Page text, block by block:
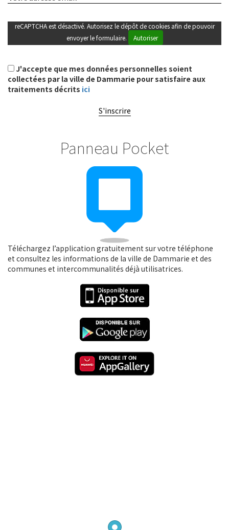
reCAPTCHA est désactivé. Autorisez le dépôt de cookies afin de pouvoir
envoyer le formulaire.
Autoriser
J'accepte que mes données personnelles soient
collectées par la ville de Dammarie pour satisfaire aux
traitements décrits ici
S'inscrire
Panneau Pocket
Téléchargez l’application gratuitement sur votre téléphone
et consultez les informations de la ville de Dammarie et des
communes et intercommunalités déjà utilisatrices.